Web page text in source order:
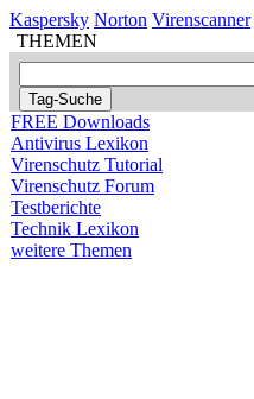
Kaspersky Norton Virenscanner
THEMEN
FREE Downloads
Antivirus Lexikon
Virenschutz Tutorial
Virenschutz Forum
Testberichte
Technik Lexikon
weitere Themen